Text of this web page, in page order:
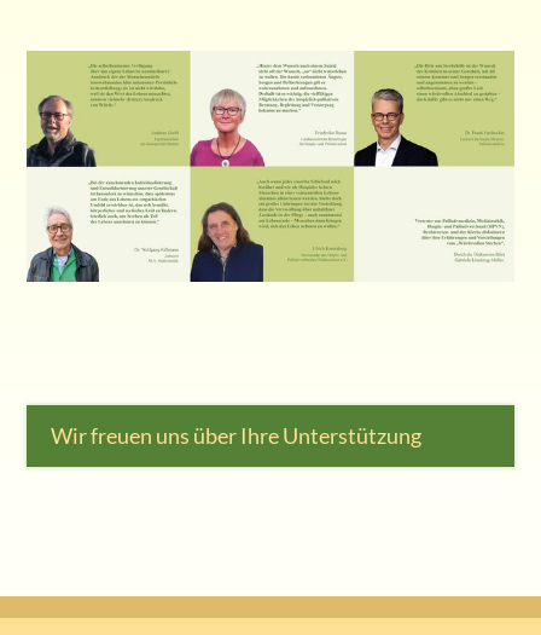
Wir freuen uns über Ihre Unterstützung